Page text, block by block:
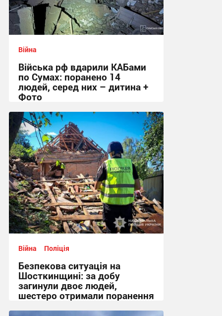
Війна
Війська рф вдарили КАБами
по Сумах: поранено 14
людей, серед них – дитина +
Фото
09:26 сьогодні
Війна Поліція
Безпекова ситуація на
Шосткинщині: за добу
загинули двоє людей,
шестеро отримали поранення